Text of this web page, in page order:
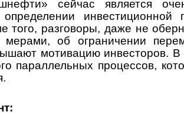
сейчас является
инвестиционной
того, разговоры, даже не
мерами, об ограничении
мотивацию инвесторов. В
параллельных процессов,